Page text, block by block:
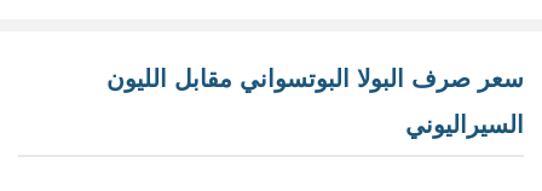
سعر صرف البولا البوتسواني مقابل الليون
السيراليوني